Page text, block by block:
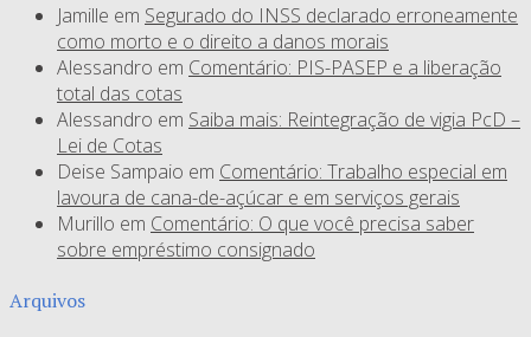
Jamille em Segurado do INSS declarado erroneamente
como morto e o direito a danos morais
Alessandro em Comentário: PIS-PASEP e a liberação
total das cotas
Alessandro em Saiba mais: Reintegração de vigia PcD –
Lei de Cotas
Deise Sampaio em Comentário: Trabalho especial em
lavoura de cana-de-açúcar e em serviços gerais
Murillo em Comentário: O que você precisa saber
sobre empréstimo consignado
Arquivos